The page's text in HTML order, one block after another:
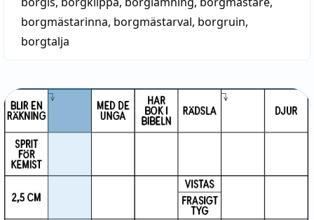
borgmästarinna, borgmästarval, borgruin,
borgtalja